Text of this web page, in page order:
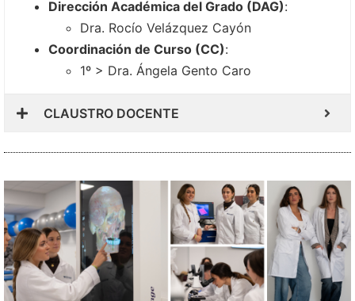
Dirección Académica del Grado (DAG):
Dra. Rocío Velázquez Cayón
Coordinación de Curso (CC):
1º > Dra. Ángela Gento Caro
CLAUSTRO DOCENTE